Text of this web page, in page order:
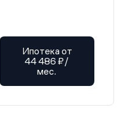
10)
6)
3)
(корп. 11-12)
(корп. 7-10)
(корп. 4-6)
(корп. 1-3)
Ипотека от
44 486 ₽/
мес.